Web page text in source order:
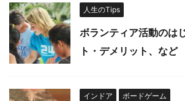
人生のTips
ボランティア活動のは
ト・デメリット、など
インドア ボードゲーム